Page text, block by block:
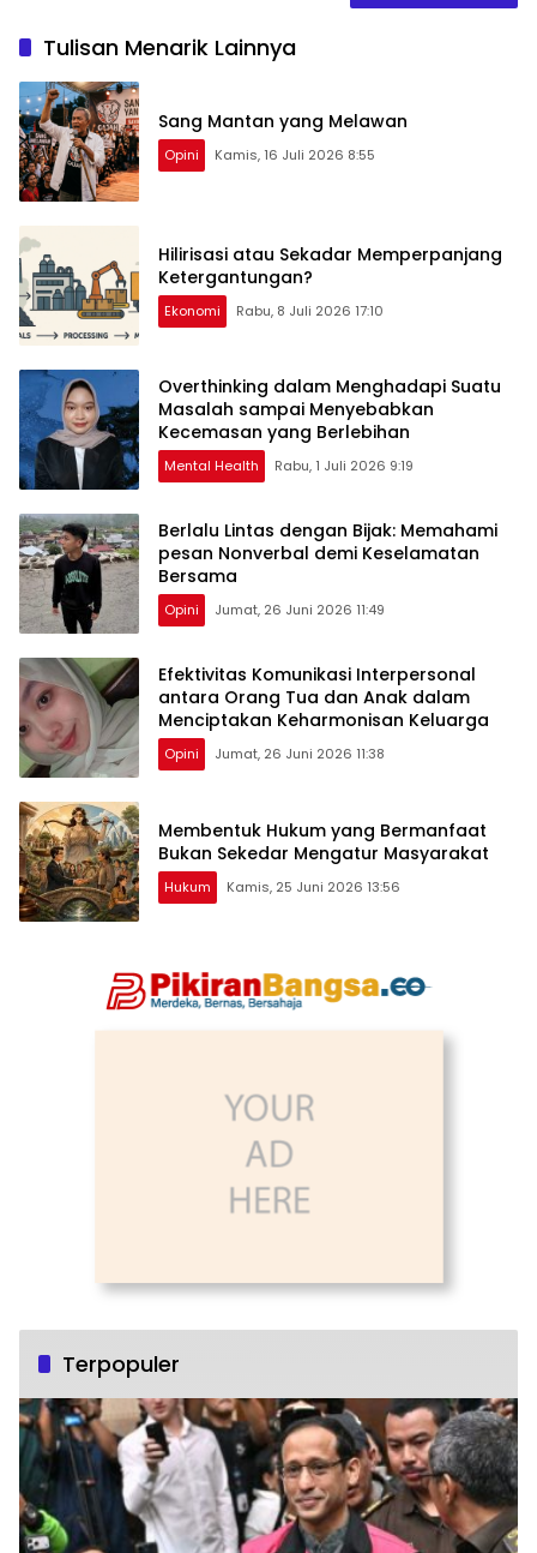
Tulisan Menarik Lainnya
Sang Mantan yang Melawan
Opini Kamis, 16 Juli 2026 8:55
Hilirisasi atau Sekadar Memperpanjang
Ketergantungan?
Ekonomi Rabu, 8 Juli 2026 17:10
Overthinking dalam Menghadapi Suatu
Masalah sampai Menyebabkan
Kecemasan yang Berlebihan
Mental Health Rabu, 1 Juli 2026 9:19
Berlalu Lintas dengan Bijak: Memahami
pesan Nonverbal demi Keselamatan
Bersama
Opini Jumat, 26 Juni 2026 11:49
Efektivitas Komunikasi Interpersonal
antara Orang Tua dan Anak dalam
Menciptakan Keharmonisan Keluarga
Opini Jumat, 26 Juni 2026 11:38
Membentuk Hukum yang Bermanfaat
Bukan Sekedar Mengatur Masyarakat
Hukum Kamis, 25 Juni 2026 13:56
Terpopuler